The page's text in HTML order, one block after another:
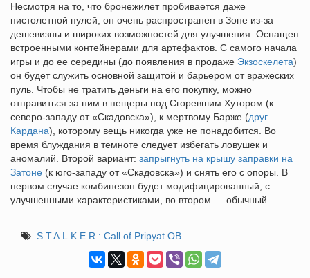
Несмотря на то, что бронежилет пробивается даже
пистолетной пулей, он очень распространен в Зоне из-за
дешевизны и широких возможностей для улучшения. Оснащен
встроенными контейнерами для артефактов. С самого начала
игры и до ее середины (до появления в продаже Экзоскелета)
он будет служить основной защитой и барьером от вражеских
пуль. Чтобы не тратить деньги на его покупку, можно
отправиться за ним в пещеры под Сгоревшим Хутором (к
северо-западу от «Скадовска»), к мертвому Барже (друг
Кардана), которому вещь никогда уже не понадобится. Во
время блуждания в темноте следует избегать ловушек и
аномалий. Второй вариант: запрыгнуть на крышу заправки на
Затоне (к юго-западу от «Скадовска») и снять его с опоры. В
первом случае комбинезон будет модифицированный, с
улучшенными характеристиками, во втором — обычный.
S.T.A.L.K.E.R.: Call of Pripyat ОВ